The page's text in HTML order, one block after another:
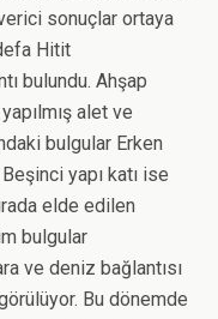
sonuçlar ortaya
Hitit
bulundu. Ahşap
alet ve
bulgular Erken
yapı katı ise
elde edilen
bulgular
ve deniz bağlantısı
Bu dönemde